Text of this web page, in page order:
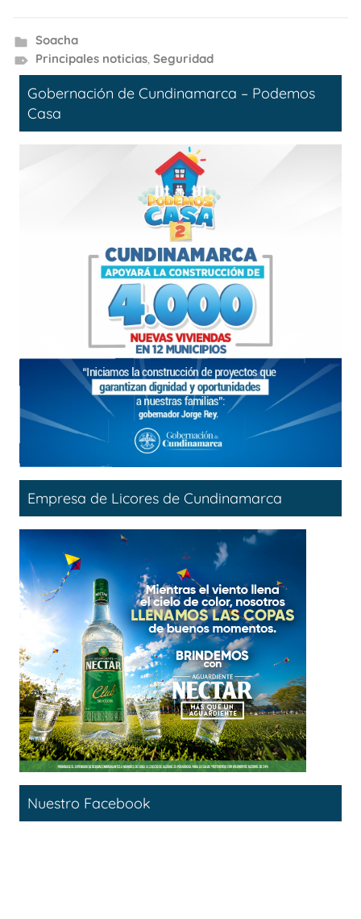
Soacha
Principales noticias, Seguridad
Gobernación de Cundinamarca – Podemos
Casa
Empresa de Licores de Cundinamarca
Nuestro Facebook